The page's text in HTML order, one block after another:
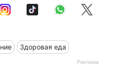
Здоровая еда